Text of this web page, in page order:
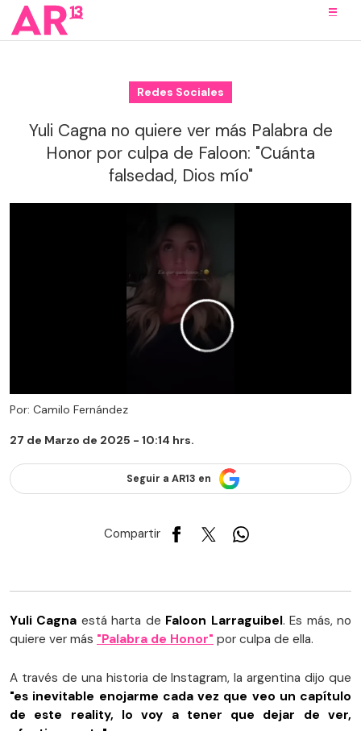
Redes Sociales
Yuli Cagna no quiere ver más Palabra de
Honor por culpa de Faloon: "Cuánta
falsedad, Dios mío"
Por: Camilo Fernández
27 de Marzo de 2025 - 10:14 hrs.
Seguir a AR13 en
Compartir
Yuli Cagna está harta de Faloon Larraguibel. Es más, no
quiere ver más "Palabra de Honor" por culpa de ella.
A través de una historia de Instagram, la argentina dijo que
"es inevitable enojarme cada vez que veo un capítulo
de este reality, lo voy a tener que dejar de ver,